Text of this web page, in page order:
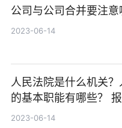
公司与公司合并要注意
2023-06-14
人民法院是什么机关
的基本职能有哪些？
2023-06-14